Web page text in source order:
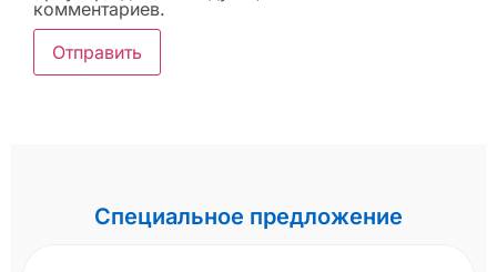
комментариев.
Специальное предложение